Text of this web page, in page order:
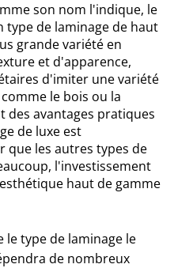
son nom l'indique, le
type de laminage de haut
grande variété en
et d'apparence,
d'imiter une variété
le bois ou la
avantages pratiques
de luxe est
que les autres types de
l'investissement
haut de gamme
type de laminage le
de nombreux